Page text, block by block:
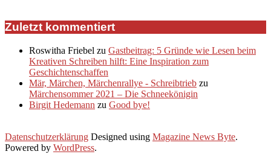
Zuletzt kommentiert
Roswitha Friebel zu Gastbeitrag: 5 Gründe wie Lesen beim
Kreativen Schreiben hilft: Eine Inspiration zum
Geschichtenschaffen
Mär, Märchen, Märchenrallye - Schreibtrieb zu
Märchensommer 2021 – Die Schneekönigin
Birgit Hedemann zu Good bye!
Datenschutzerklärung Designed using Magazine News Byte.
Powered by WordPress.